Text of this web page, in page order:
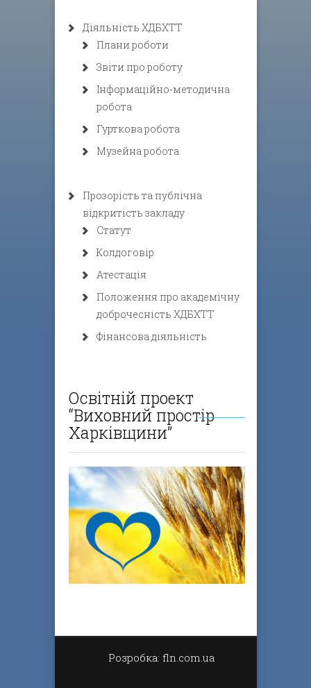
Діяльність ХДБХТТ
Плани роботи
Звіти про роботу
Інформаційно-методична
робота
Гурткова робота
Музейна робота
Прозорість та публічна
відкритість закладу
Статут
Колдоговір
Атестація
Положення про академічну
доброчесність ХДБХТТ
Фінансова діяльність
Освітній проект
“Виховний простір
Харківщини”
Розробка: fln.com.ua